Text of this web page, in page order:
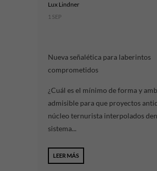
Lux Lindner
1 SEP
Nueva señalética para laberintos
comprometidos
¿Cuál es el mínimo de forma y
admisible para que proyectos
núcleo ternurista interpolados
sistema...
LEER MÁS